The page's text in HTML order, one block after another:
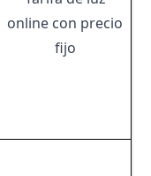
online con precio
fijo